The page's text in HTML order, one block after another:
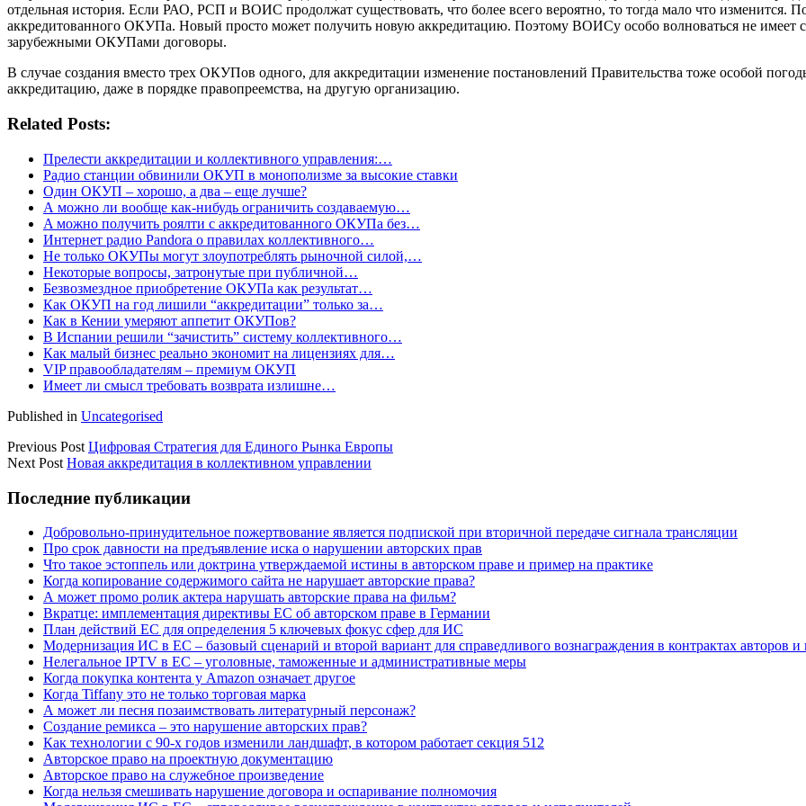
отдельная история. Если РАО, РСП и ВОИС продолжат существовать, что более всего вероятно, то тогда мало что изменится.
аккредитованного ОКУПа. Новый просто может получить новую аккредитацию. Поэтому ВОИСу особо волноваться не имеет
зарубежными ОКУПами договоры.
В случае создания вместо трех ОКУПов одного, для аккредитации изменение постановлений Правительства тоже особой
аккредитацию, даже в порядке правопреемства, на другую организацию.
Related Posts:
Прелести аккредитации и коллективного управления:…
Радио станции обвинили ОКУП в монополизме за высокие ставки
Один ОКУП – хорошо, а два – еще лучше?
А можно ли вообще как-нибудь ограничить создаваемую…
A можно получить роялти с аккредитованного ОКУПа без…
Интернет радио Pandora о правилах коллективного…
Не только ОКУПы могут злоупотреблять рыночной силой,…
Некоторые вопросы, затронутые при публичной…
Безвозмездное приобретение ОКУПа как результат…
Как ОКУП на год лишили “аккредитации” только за…
Как в Кении умеряют аппетит ОКУПов?
В Испании решили “зачистить” систему коллективного…
Как малый бизнес реально экономит на лицензиях для…
VIP правообладателям – премиум ОКУП
Имеет ли смысл требовать возврата излишне…
Published in Uncategorised
Previous Post Цифровая Стратегия для Единого Рынка Европы
Next Post Новая аккредитация в коллективном управлении
Sidebar
Последние публикации
Добровольно-принудительное пожертвование является подпиской при вторичной передаче сигнала трансляции
Про срок давности на предъявление иска о нарушении авторских прав
Что такое эстоппель или доктрина утверждаемой истины в авторском праве и пример на практике
Когда копирование содержимого сайта не нарушает авторские права?
А может промо ролик актера нарушать авторские права на фильм?
Вкратце: имплементация директивы ЕС об авторском праве в Германии
План действий ЕС для определения 5 ключевых фокус сфер для ИС
Модернизация ИС в ЕС – базовый сценарий и второй вариант для справедливого вознаграждения в контрактах авторов и
Нелегальное IPTV в ЕС – уголовные, таможенные и административные меры
Когда покупка контента у Amazon означает другое
Когда Tiffany это не только торговая марка
А может ли песня позаимствовать литературный персонаж?
Создание ремикса – это нарушение авторских прав?
Как технологии с 90-х годов изменили ландшафт, в котором работает секция 512
Авторское право на проектную документацию
Авторское право на служебное произведение
Когда нельзя смешивать нарушение договора и оспаривание полномочия